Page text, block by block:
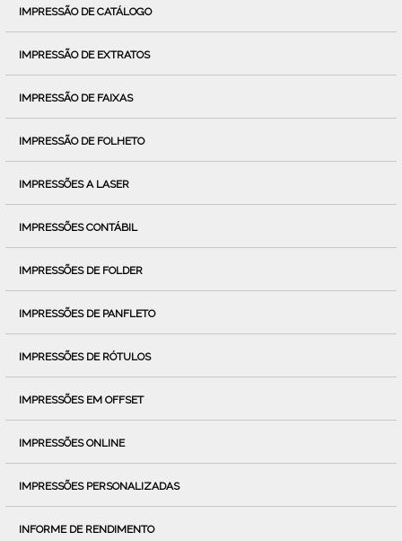
IMPRESSÃO DE CATÁLOGO
IMPRESSÃO DE EXTRATOS
IMPRESSÃO DE FAIXAS
IMPRESSÃO DE FOLHETO
IMPRESSÕES A LASER
IMPRESSÕES CONTÁBIL
IMPRESSÕES DE FOLDER
IMPRESSÕES DE PANFLETO
IMPRESSÕES DE RÓTULOS
IMPRESSÕES EM OFFSET
IMPRESSÕES ONLINE
IMPRESSÕES PERSONALIZADAS
INFORME DE RENDIMENTO